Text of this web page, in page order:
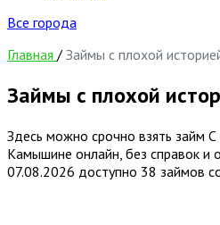
Все города
Главная / Займы с плохой
Займы с плохой
Здесь можно срочно взять займ
Камышине онлайн, без справок и
07.08.2026 доступно 38 займов